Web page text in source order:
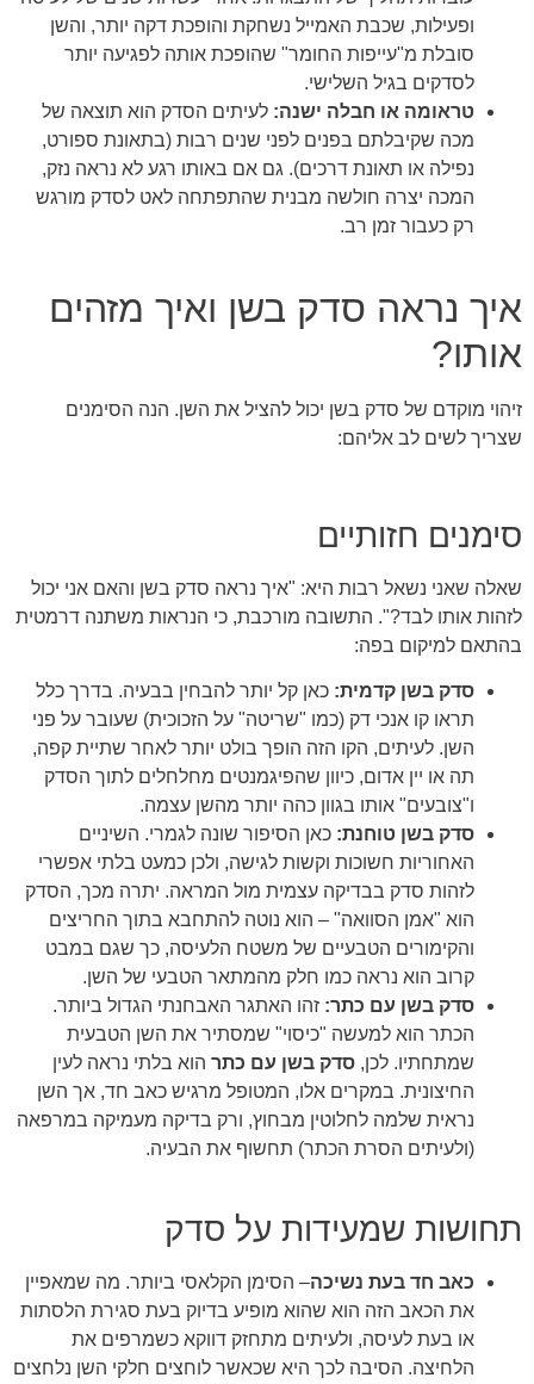
ופעילות, שכבת האמייל נשחקת והופכת דקה יותר, והשן
סובלת מ"עייפות החומר" שהופכת אותה לפגיעה יותר
לסדקים בגיל השלישי.
טראומה או חבלה ישנה: לעיתים הסדק הוא תוצאה של
מכה שקיבלתם בפנים לפני שנים רבות (בתאונת ספורט,
נפילה או תאונת דרכים). גם אם באותו רגע לא נראה נזק,
המכה יצרה חולשה מבנית שהתפתחה לאט לסדק מורגש
רק כעבור זמן רב.
איך נראה סדק בשן ואיך מזהים
אותו?
זיהוי מוקדם של סדק בשן יכול להציל את השן. הנה הסימנים
שצריך לשים לב אליהם:
סימנים חזותיים
שאלה שאני נשאל רבות היא: "איך נראה סדק בשן והאם אני יכול
לזהות אותו לבד?". התשובה מורכבת, כי הנראות משתנה דרמטית
בהתאם למיקום בפה:
סדק בשן קדמית: כאן קל יותר להבחין בבעיה. בדרך כלל
תראו קו אנכי דק (כמו "שריטה" על הזכוכית) שעובר על פני
השן. לעיתים, הקו הזה הופך בולט יותר לאחר שתיית קפה,
תה או יין אדום, כיוון שהפיגמנטים מחלחלים לתוך הסדק
ו"צובעים" אותו בגוון כהה יותר מהשן עצמה.
סדק בשן טוחנת: כאן הסיפור שונה לגמרי. השיניים
האחוריות חשוכות וקשות לגישה, ולכן כמעט בלתי אפשרי
לזהות סדק בבדיקה עצמית מול המראה. יתרה מכך, הסדק
הוא "אמן הסוואה" – הוא נוטה להתחבא בתוך החריצים
והקימורים הטבעיים של משטח הלעיסה, כך שגם במבט
קרוב הוא נראה כמו חלק מהמתאר הטבעי של השן.
סדק בשן עם כתר: זהו האתגר האבחנתי הגדול ביותר.
הכתר הוא למעשה "כיסוי" שמסתיר את השן הטבעית
שמתחתיו. לכן, סדק בשן עם כתר הוא בלתי נראה לעין
החיצונית. במקרים אלו, המטופל מרגיש כאב חד, אך השן
נראית שלמה לחלוטין מבחוץ, ורק בדיקה מעמיקה במרפאה
(ולעיתים הסרת הכתר) תחשוף את הבעיה.
תחושות שמעידות על סדק
כאב חד בעת נשיכה– הסימן הקלאסי ביותר. מה שמאפיין
את הכאב הזה הוא שהוא מופיע בדיוק בעת סגירת הלסתות
או בעת לעיסה, ולעיתים מתחזק דווקא כשמרפים את
הלחיצה. הסיבה לכך היא שכאשר לוחצים חלקי השן נלחצים